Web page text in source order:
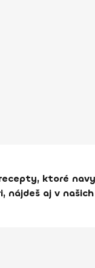
ktoré
nájdeš aj v